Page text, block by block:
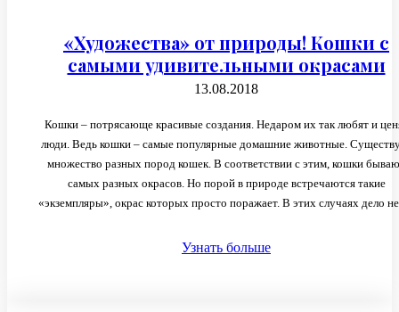
«Художества» от природы! Кошки с
самыми удивительными окрасами
13.08.2018
Кошки – потрясающе красивые создания. Недаром их так любят и
люди. Ведь кошки – самые популярные домашние животные.
множество разных пород кошек. В соответствии с этим, кошки
самых разных окрасов. Но порой в природе встречаются такие
«экземпляры», окрас которых просто поражает. В этих случаях дело
Узнать больше